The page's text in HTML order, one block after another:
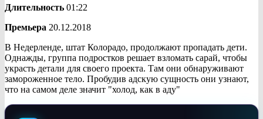
Длительность 01:22
Премьера 20.12.2018
В Недерленде, штат Колорадо, продолжают пропадать дети.
Однажды, группа подростков решает взломать сарай, чтобы
украсть детали для своего проекта. Там они обнаруживают
замороженное тело. Пробудив адскую сущность они узнают,
что на самом деле значит "холод, как в аду"